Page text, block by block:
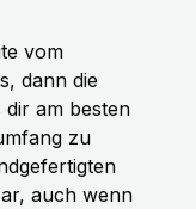
vom
dann die
dir am besten
zu
auch wenn